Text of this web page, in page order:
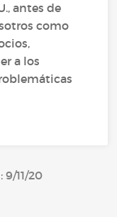
antes de
como
a los
9/11/20